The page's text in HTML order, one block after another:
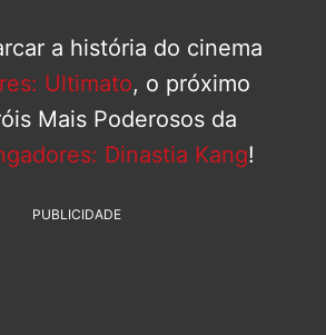
a história do cinema
Ultimato, o próximo
Mais Poderosos da
Dinastia Kang!
PUBLICIDADE